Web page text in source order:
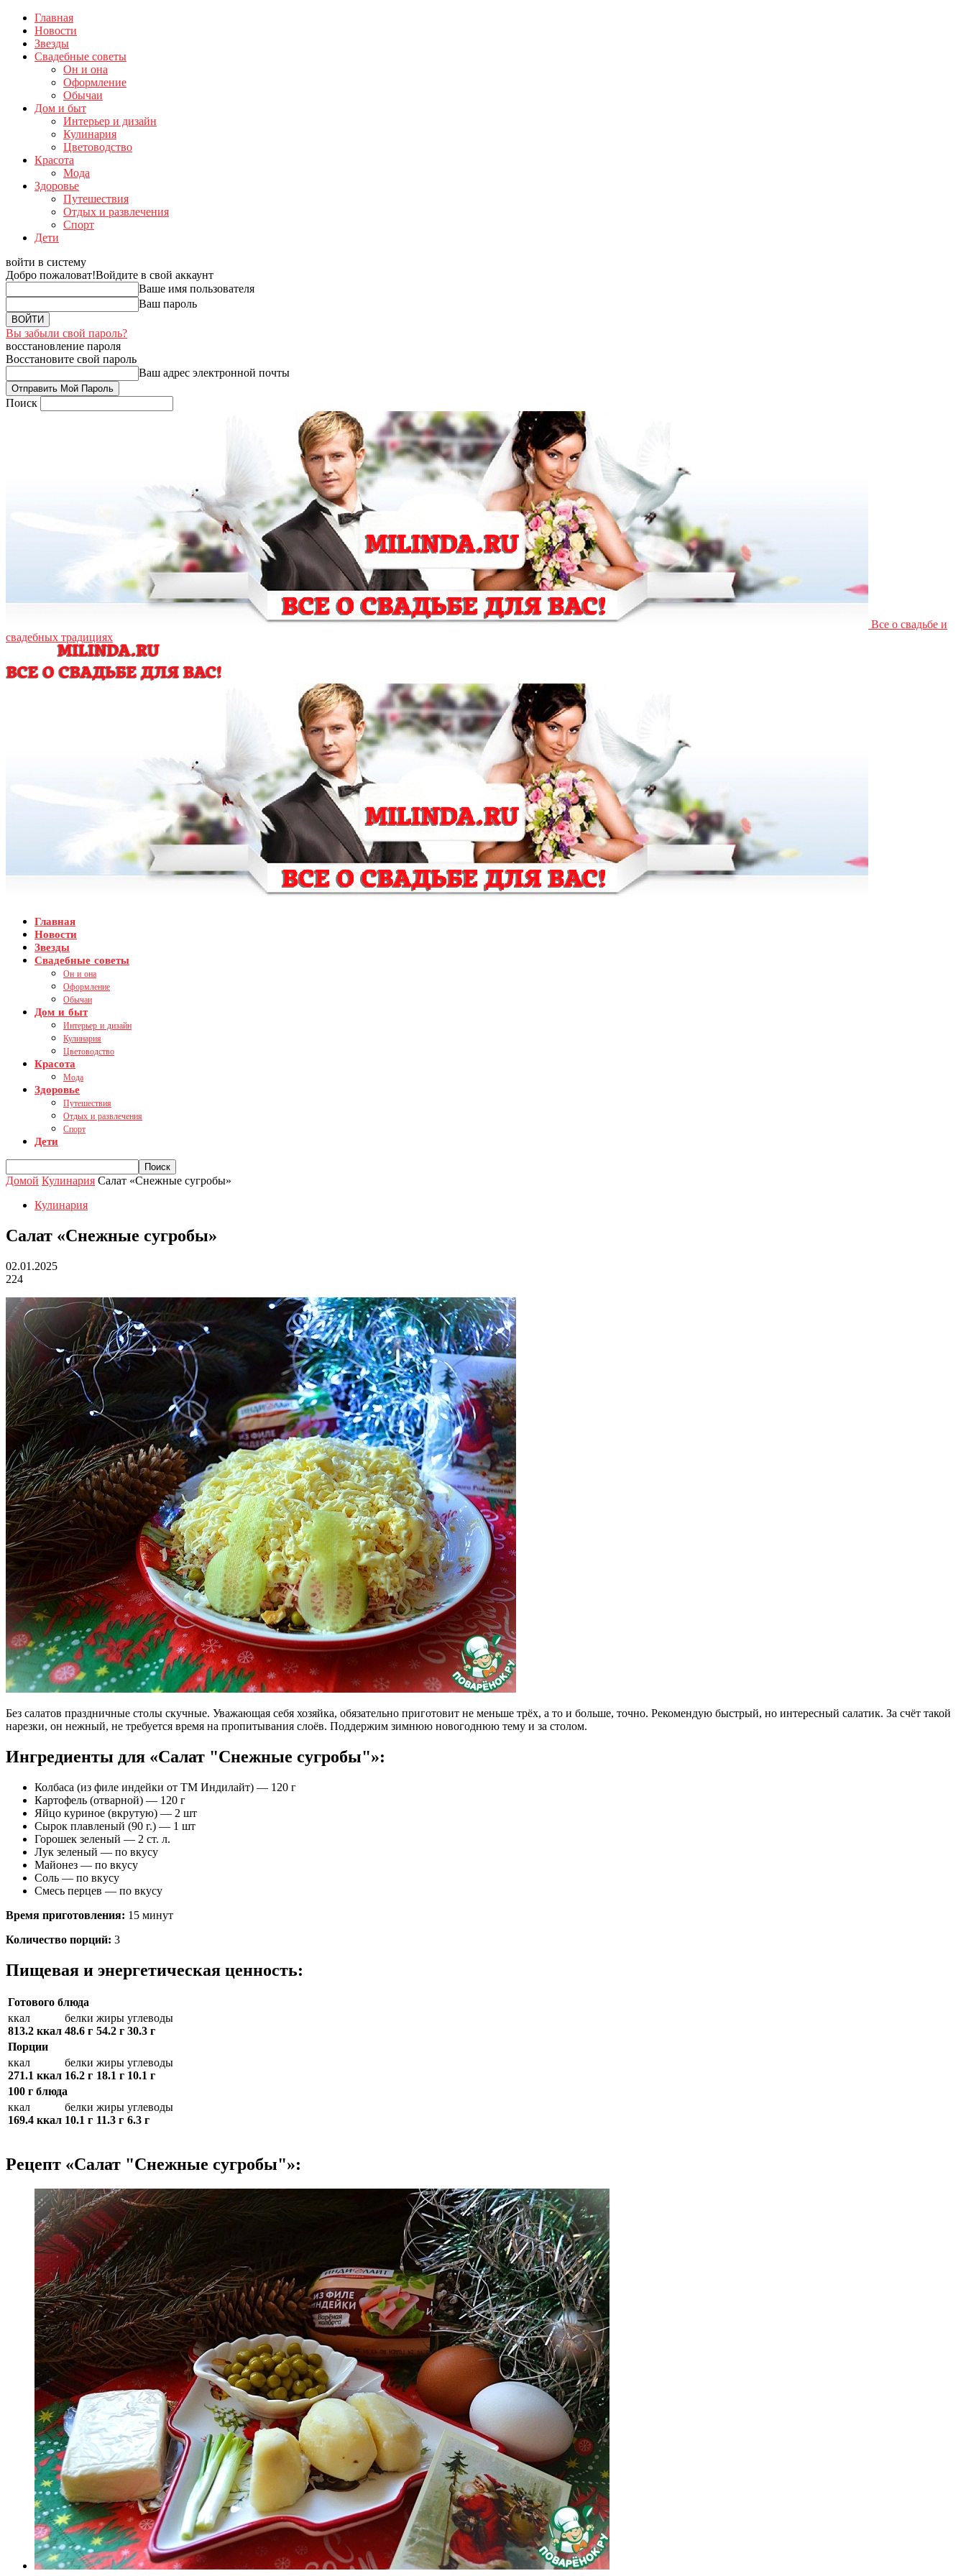
Главная
Новости
Звезды
Свадебные советы
Он и она
Оформление
Обычаи
Дом и быт
Интерьер и дизайн
Кулинария
Цветоводство
Красота
Мода
Здоровье
Путешествия
Отдых и развлечения
Спорт
Дети
войти в систему
Добро пожаловат!Войдите в свой аккаунт
Ваше имя пользователя
Ваш пароль
Вы забыли свой пароль?
восстановление пароля
Восстановите свой пароль
Ваш адрес электронной почты
Поиск
Все о свадьбе и
свадебных традициях
Главная
Новости
Звезды
Свадебные советы
Он и она
Оформление
Обычаи
Дом и быт
Интерьер и дизайн
Кулинария
Цветоводство
Красота
Мода
Здоровье
Путешествия
Отдых и развлечения
Спорт
Дети
Домой Кулинария Салат «Снежные сугробы»
Кулинария
Салат «Снежные сугробы»
02.01.2025
224
Без салатов праздничные столы скучные. Уважающая себя хозяйка, обязательно приготовит не меньше трёх, а то и больше, точно. Рекомендую быстрый, но интересный салатик. За счёт такой
нарезки, он нежный, не требуется время на пропитывания слоёв. Поддержим зимнюю новогоднюю тему и за столом.
Ингредиенты для «Салат "Снежные сугробы"»:
Колбаса (из филе индейки от ТМ Индилайт) — 120 г
Картофель (отварной) — 120 г
Яйцо куриное (вкрутую) — 2 шт
Сырок плавленый (90 г.) — 1 шт
Горошек зеленый — 2 ст. л.
Лук зеленый — по вкусу
Майонез — по вкусу
Соль — по вкусу
Смесь перцев — по вкусу
Время приготовления: 15 минут
Количество порций: 3
Пищевая и энергетическая ценность:
Готового блюда
ккал
813.2 ккал
белки
48.6 г
жиры
54.2 г
углеводы
30.3 г
Порции
ккал
271.1 ккал
белки
16.2 г
жиры
18.1 г
углеводы
10.1 г
100 г блюда
ккал
169.4 ккал
белки
10.1 г
жиры
11.3 г
углеводы
6.3 г
Рецепт «Салат "Снежные сугробы"»: